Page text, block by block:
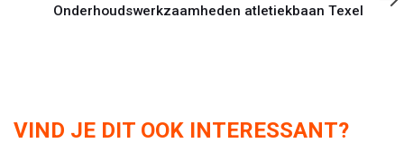
Onderhoudswerkzaamheden atletiekbaan Texel
VIND JE DIT OOK INTERESSANT?